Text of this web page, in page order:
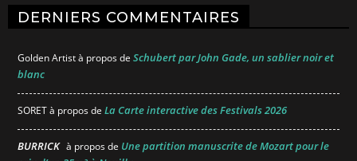
DERNIERS COMMENTAIRES
Golden Artistà propos de Schubert par John Gade, un sablier noir et
blanc
SORETà propos de La Carte interactive des Festivals 2026
BURRICK à propos de Une partition manuscrite de Mozart pour le